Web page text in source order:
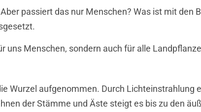
passiert das nur Menschen? Was ist mit den
Menschen, sondern auch für alle
Wurzel aufgenommen. Durch Lichteinstrahlung
der Stämme und Äste steigt es bis zu den